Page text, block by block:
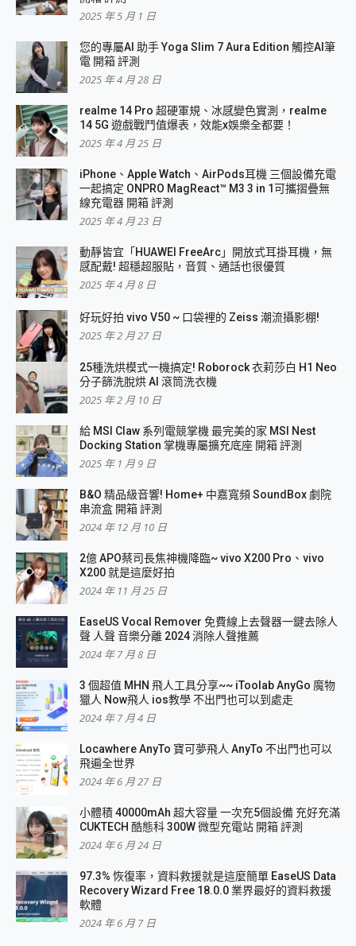
2025 年 5 月 1 日
您的專屬AI 助手 Yoga Slim 7 Aura Edition 觸控AI筆
電 開箱 評測
2025 年 4 月 28 日
realme 14 Pro 超硬軍規、冰感變色實測，realme
14 5G 遊戲戰鬥值爆表，效能x娛樂全都要！
2025 年 4 月 25 日
iPhone、Apple Watch、AirPods耳機 三個設備充電
一起搞定 ONPRO MagReact™ M3 3 in 1可攜摺疊無
線充電器 開箱 評測
2025 年 4 月 23 日
動靜皆宜「HUAWEI FreeArc」開放式耳掛耳機，無
感配戴! 超穩超服貼，音質、通話也很優質
2025 年 4 月 8 日
好玩好拍 vivo V50 ~ 口袋裡的 Zeiss 潮流攝影棚!
2025 年 2 月 27 日
25種洗烘模式一機搞定! Roborock 衣莉莎白 H1 Neo
分子篩洗脫烘 AI 滾筒洗衣機
2025 年 2 月 10 日
給 MSI Claw 系列電競掌機 最完美的家 MSI Nest
Docking Station 掌機專屬擴充底座 開箱 評測
2025 年 1 月 9 日
B&O 精品級音響! Home+ 中嘉寬頻 SoundBox 劇院
串流盒 開箱 評測
2024 年 12 月 10 日
2億 APO蔡司長焦神機降臨~ vivo X200 Pro、vivo
X200 就是這麼好拍
2024 年 11 月 25 日
EaseUS Vocal Remover 免費線上去聲器一鍵去除人
聲 人聲 音樂分離 2024 消除人聲推薦
2024 年 7 月 8 日
3 個超值 MHN 飛人工具分享~~ iToolab AnyGo 魔物
獵人 Now飛人 ios教學 不出門也可以到處走
2024 年 7 月 4 日
Locawhere AnyTo 寶可夢飛人 AnyTo 不出門也可以
飛遍全世界
2024 年 6 月 27 日
小體積 40000mAh 超大容量 一次充5個設備 充好充滿
CUKTECH 酷態科 300W 微型充電站 開箱 評測
2024 年 6 月 24 日
97.3% 恢復率，資料救援就是這麼簡單 EaseUS Data
Recovery Wizard Free 18.0.0 業界最好的資料救援
軟體
2024 年 6 月 7 日